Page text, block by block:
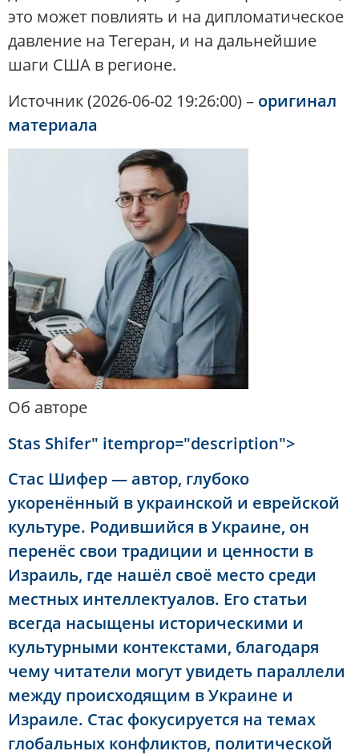
это может повлиять и на дипломатическое
давление на Тегеран, и на дальнейшие
шаги США в регионе.
Источник (2026-06-02 19:26:00) – оригинал
материала
Об авторе
Stas Shifer" itemprop="description">
Стас Шифер — автор, глубоко
укоренённый в украинской и еврейской
культуре. Родившийся в Украине, он
перенёс свои традиции и ценности в
Израиль, где нашёл своё место среди
местных интеллектуалов. Его статьи
всегда насыщены историческими и
культурными контекстами, благодаря
чему читатели могут увидеть параллели
между происходящим в Украине и
Израиле. Стас фокусируется на темах
глобальных конфликтов, политической